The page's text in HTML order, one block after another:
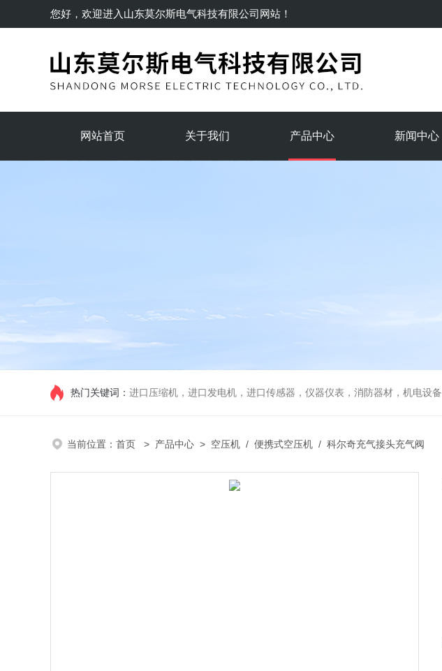
您好，欢迎进入 山东莫尔斯电气科技有限公司网站！
网站首页 关于我们 产品中心 新闻中心
热门关键词： 进口压缩机，进口发电机，进口传感器，仪器仪表，消防器材，机电设备
当前位置： 首页 > 产品中心 > 空压机 / 便携式空压机 / 科尔奇充气接头充气阀